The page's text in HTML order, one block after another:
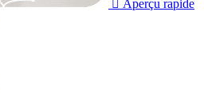
 Aperçu rapide